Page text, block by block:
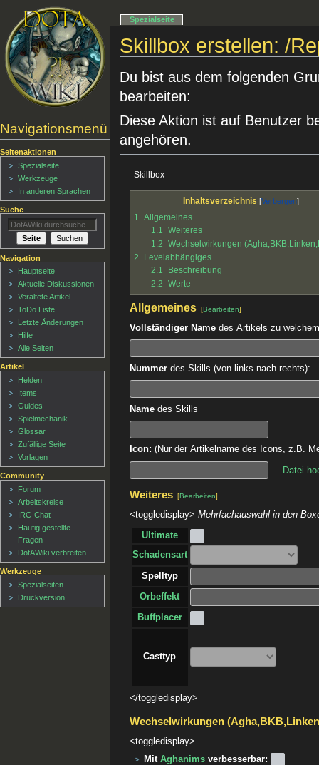
Skillbox erstellen: /
Du bist aus dem folgenden
bearbeiten:
Diese Aktion ist auf Benutzer
angehören.
Skillbox
Inhaltsverzeichnis
1
Allgemeines
1.1
Weiteres
1.2 Wechselwirkungen
2
Levelabhängiges
2.1
Beschreibung
2.2 Werte
Allgemeines [Bearbeiten]
Vollständiger Namedes Artikels zu
Nummerdes Skills (von links nach rechts):
Namedes Skills
Icon: (Nur der Artikelname des Icons, z.B.
Datei
Weiteres [Bearbeiten]
<toggledisplay> Mehrfachauswahl in den
Ultimate
Schadensart
Spelltyp
Orbeffekt
Buffplacer
Casttyp
</toggledisplay>
Wechselwirkungen
<toggledisplay>
MitAghanims verbesserbar:
Navigationsmenü
Spezialseite
Seitenaktionen
Spezialseite
Werkzeuge
In anderen Sprachen
Suche
Navigation
Hauptseite
Aktuelle Diskussionen
Veraltete Artikel
ToDo Liste
Letzte Änderungen
Hilfe
Alle Seiten
Artikel
Helden
Items
Guides
Spielmechanik
Glossar
Zufällige Seite
Vorlagen
Community
Forum
Arbeitskreise
IRC-Chat
Häufig gestellte
Fragen
DotAWiki verbreiten
Werkzeuge
Spezialseiten
Druckversion